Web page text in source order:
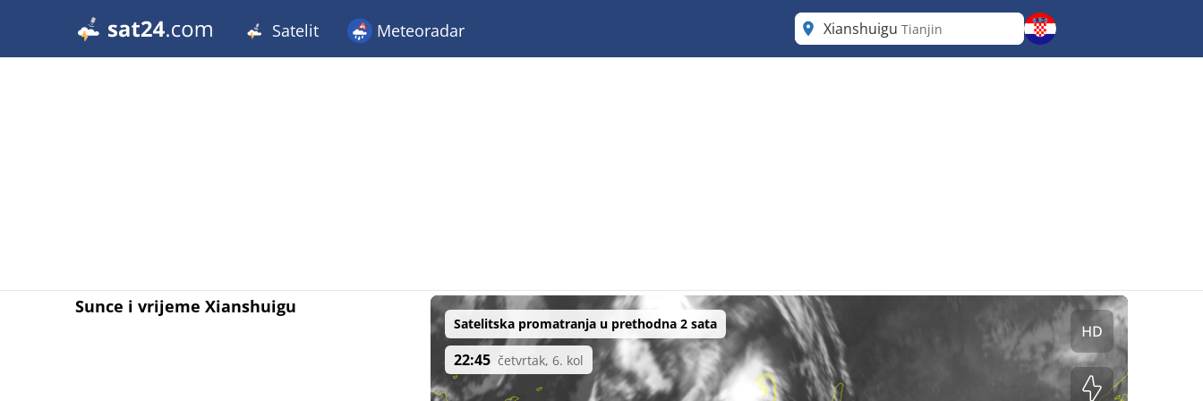
Satelit Meteoradar Xianshuigu Tianjin
Sunce i vrijeme Xianshuigu
Satelitska promatranja u prethodna 2 sata
22:45 četvrtak, 6. kol